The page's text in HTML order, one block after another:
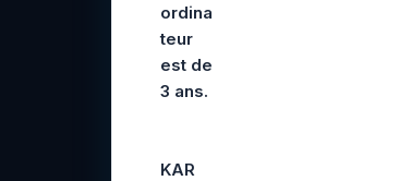
ordina
teur
est de
3 ans.
KAR